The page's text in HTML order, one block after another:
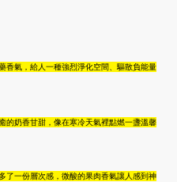
香氣，給人一種強烈淨化空間、驅散負能量
的奶香甘甜，像在寒冷天氣裡點燃一盞溫馨
了一份層次感，微酸的果肉香氣讓人感到神